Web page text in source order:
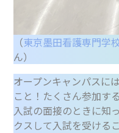
（東京墨田看護専門学
ん）
オープンキャンパスに
こと！たくさん参加す
入試の面接のときに知
クスして入試を受ける